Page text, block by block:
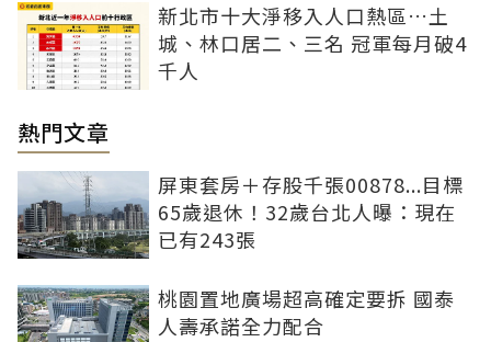
新北市十大淨移入人口熱區…土
城、林口居二、三名 冠軍每月破4
千人
熱門文章
屏東套房＋存股千張00878...目標
65歲退休！32歲台北人曝：現在
已有243張
桃園置地廣場超高確定要拆 國泰
人壽承諾全力配合